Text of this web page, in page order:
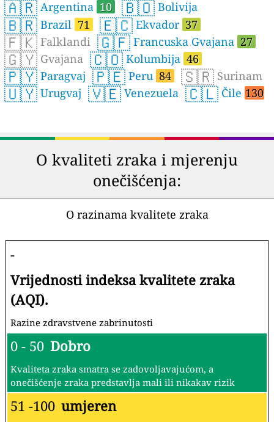
🇦🇷 Argentina 10 🇧🇴 Bolivija
🇧🇷 Brazil 71 🇪🇨 Ekvador 37
🇫🇰 Falklandi 🇬🇫 Francuska Gvajana 27
🇬🇾 Gvajana 🇨🇴 Kolumbija 46
🇵🇾 Paragvaj 🇵🇪 Peru 84 🇸🇷 Surinam
🇺🇾 Urugvaj 🇻🇪 Venezuela 🇨🇱 Čile 130
O kvaliteti zraka i mjerenju
onečišćenja:
O razinama kvalitete zraka
-
Vrijednosti indeksa kvalitete zraka
(AQI).
Razine zdravstvene zabrinutosti
0 - 50 Dobro
Kvaliteta zraka smatra se zadovoljavajućom, a
onečišćenje zraka predstavlja mali ili nikakav rizik
51 -100 umjeren